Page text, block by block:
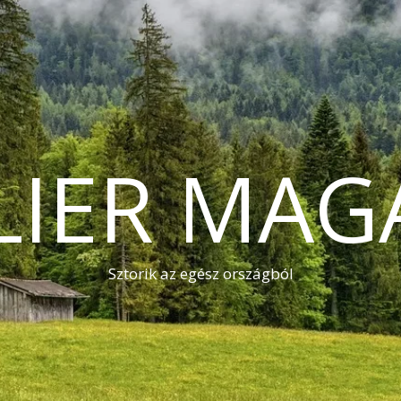
Sztorik az egész országból